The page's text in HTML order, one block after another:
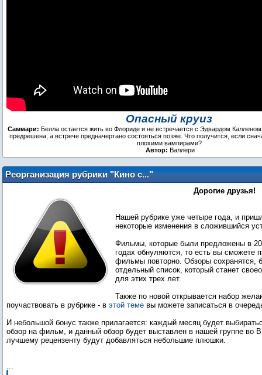
Опасный круиз
Саммари: Белла остается жить во Флориде и не встречается с Эдвардом
предрешена, а встрече предначертано состояться позже. Что получится, если
плохими вампирами?
Автор: Валлери
Реорганизация рубрики "Кино с..."
Дорогие друзья!
Нашей рубрике уже четыре года, и
некоторые изменения в сложившийся
Фильмы, которые были предложены в
годах обнуляются, то есть вы сможете
фильмы повторно. Обзоры сохранятся,
отдельный список, который станет
для этих трех лет.
Также по новой открывается набор
поучаствовать в рубрике - в этой теме вы можете записаться в
И небольшой бонус также прилагается: каждый месяц будет
обзор на фильм, и данный обзор будет выставлен в нашей группе во
лучшему рецензенту будут добавляться небольшие плюшки.
...